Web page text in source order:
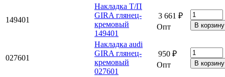
149401
Накладка Т/П
GIRA глянец-
кремовый
149401
3 661 ₽
Опт
027601
Накладка audi
GIRA глянец-
кремовый
027601
950 ₽
Опт